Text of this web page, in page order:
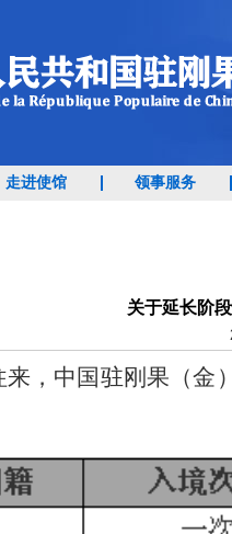
走进使馆 领事服务
关于延长阶
， 中国驻刚果（金